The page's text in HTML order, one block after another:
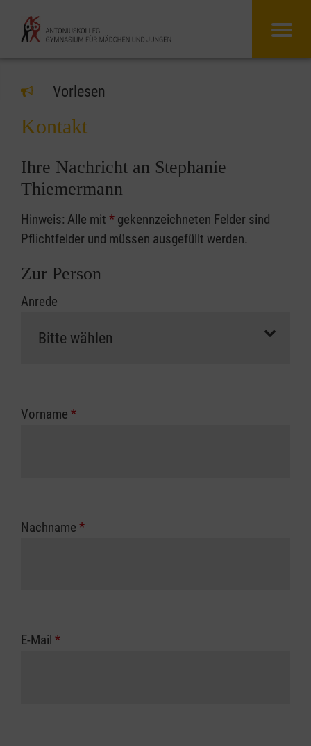
Vorlesen
Kontakt
Ihre Nachricht an Stephanie
Thiemermann
Hinweis: Alle mit * gekennzeichneten Felder sind
Pflichtfelder und müssen ausgefüllt werden.
Zur Person
Anrede
Vorname *
Nachname *
E-Mail *